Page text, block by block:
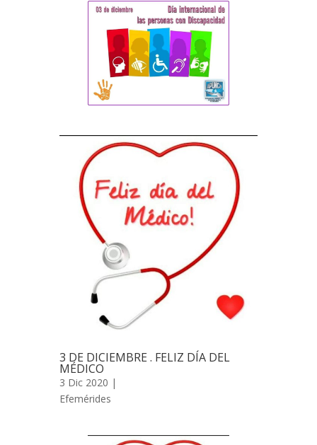
3 DE DICIEMBRE . FELIZ DÍA DEL
MÉDICO
3 Dic 2020 |
Efemérides